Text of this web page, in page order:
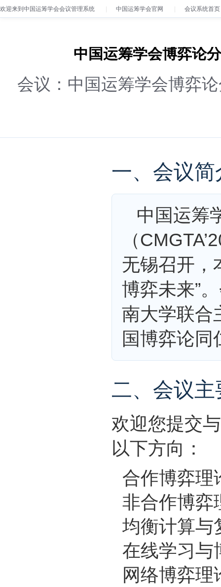
欢迎来到中国运筹学会会议管理系统 中国运筹学会官网 会议系统首页
中国运筹学会博弈论
会议：中国运筹学会博弈
一、会议简
中国运筹
（
无锡召开，
博弈未来”
南大学联合
国博弈论
二、会议主
欢迎您提交
以下方向：
合作博弈理
非合作博弈
均衡计算与
在线学习与
网络博弈理